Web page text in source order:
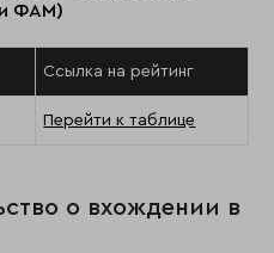
и ФАМ)
Ссылка на рейтинг
Перейти к таблице
о вхождении в